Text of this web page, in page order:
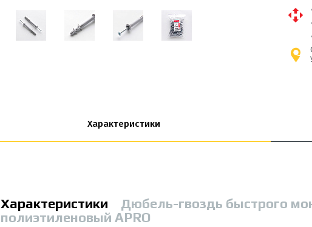
Характеристики
Характеристики
Дюбель-гвоздь быстрого
полиэтиленовый APRO